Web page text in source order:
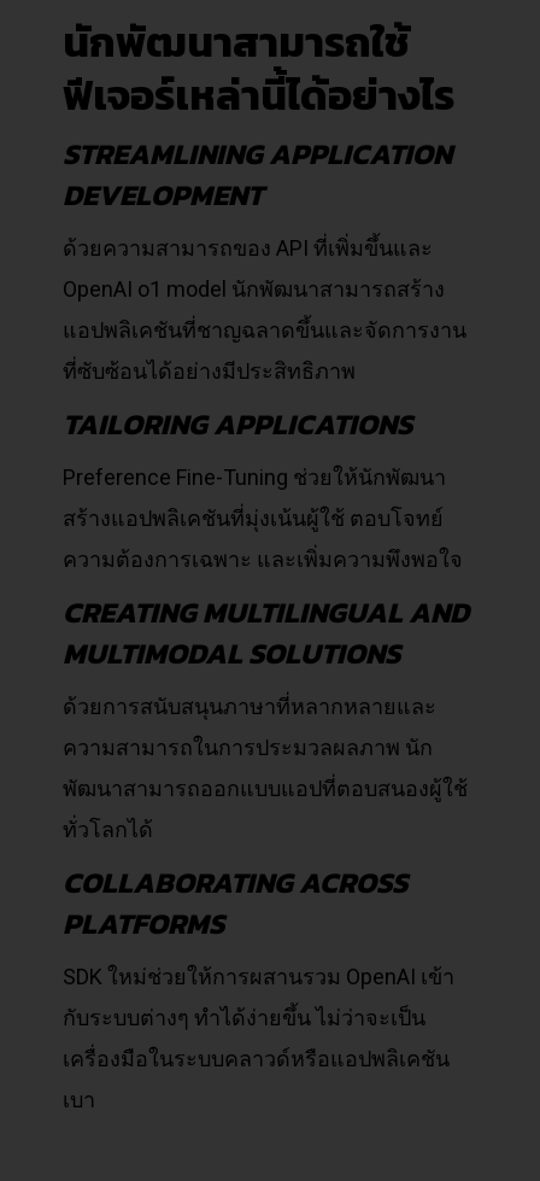
นักพัฒนาสามารถใช้
ฟีเจอร์เหล่านี้ได้อย่างไร
STREAMLINING APPLICATION
DEVELOPMENT
ด้วยความสามารถของ API ที่เพิ่มขึ้นและ
OpenAI o1 model นักพัฒนาสามารถสร้าง
แอปพลิเคชันที่ชาญฉลาดขึ้นและจัดการงาน
ที่ซับซ้อนได้อย่างมีประสิทธิภาพ
TAILORING APPLICATIONS
Preference Fine-Tuning ช่วยให้นักพัฒนา
สร้างแอปพลิเคชันที่มุ่งเน้นผู้ใช้ ตอบโจทย์
ความต้องการเฉพาะ และเพิ่มความพึงพอใจ
CREATING MULTILINGUAL AND
MULTIMODAL SOLUTIONS
ด้วยการสนับสนุนภาษาที่หลากหลายและ
ความสามารถในการประมวลผลภาพ นัก
พัฒนาสามารถออกแบบแอปที่ตอบสนองผู้ใช้
ทั่วโลกได้
COLLABORATING ACROSS
PLATFORMS
SDK ใหม่ช่วยให้การผสานรวม OpenAI เข้า
กับระบบต่างๆ ทำได้ง่ายขึ้น ไม่ว่าจะเป็น
เครื่องมือในระบบคลาวด์หรือแอปพลิเคชัน
เบา